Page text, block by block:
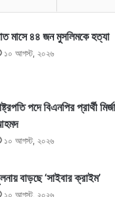
মাসে ৪৪ জন মুসলিমকে হত্যা
১০ আগস্ট, ২০২৬
পদে বিএনপির প্রার্থী
১০ আগস্ট, ২০২৬
বাড়ছে ‘সাইবার ক্রাইম’